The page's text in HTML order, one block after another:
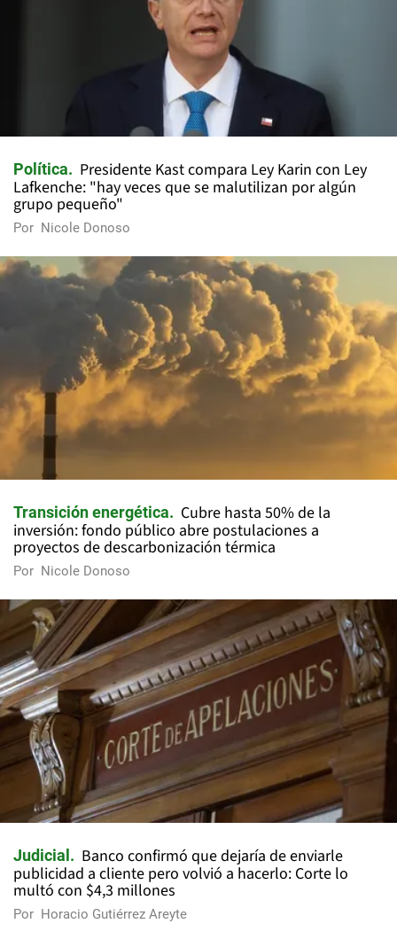
Política
Presidente Kast compara Ley Karin con Ley
Lafkenche: "hay veces que se malutilizan por algún
grupo pequeño"
Por Nicole Donoso
Transición energética
Cubre hasta 50% de la
inversión: fondo público abre postulaciones a
proyectos de descarbonización térmica
Por Nicole Donoso
Judicial
Banco confirmó que dejaría de enviarle
publicidad a cliente pero volvió a hacerlo: Corte lo
multó con $4,3 millones
Por Horacio Gutiérrez Areyte